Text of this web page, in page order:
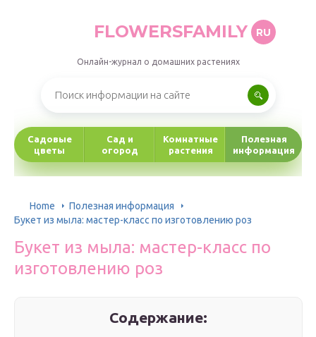
FLOWERSFAMILY RU
Онлайн-журнал о домашних растениях
Садовые
цветы
Сад и
огород
Комнатные
растения
Полезная
информация
Home
Полезная информация
Букет из мыла: мастер-класс по изготовлению роз
Букет из мыла: мастер-класс по
изготовлению роз
Содержание: